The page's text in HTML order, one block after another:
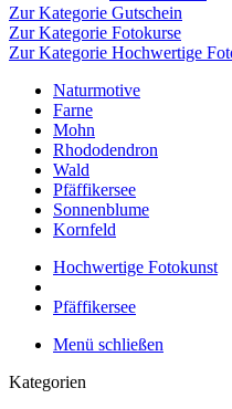
Zur Kategorie Gutschein
Zur Kategorie Fotokurse
Zur Kategorie Hochwertige
Naturmotive
Farne
Mohn
Rhododendron
Wald
Pfäffikersee
Sonnenblume
Kornfeld
Hochwertige Fotokunst
Pfäffikersee
Menü schließen
Kategorien